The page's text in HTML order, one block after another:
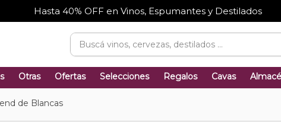
Hasta 40% OFF en Vinos, Espumantes y Destilados
Otras Ofertas Selecciones Regalos Cavas
de Blancas